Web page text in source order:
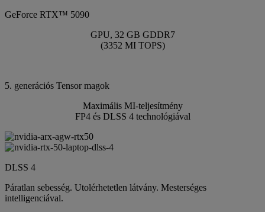
GeForce RTX™ 5090
GPU, 32 GB GDDR7
(3352 MI TOPS)
5. generációs Tensor magok
Maximális MI-teljesítmény
FP4 és DLSS 4 technológiával
DLSS 4
Páratlan sebesség. Utolérhetetlen látvány. Mesterséges
intelligenciával.